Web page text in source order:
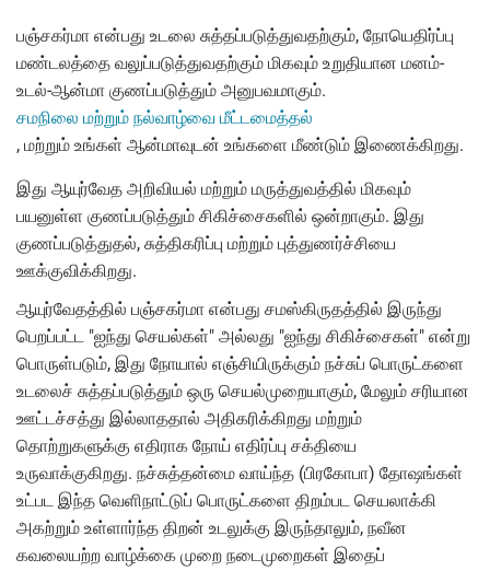
பஞ்சகர்மா என்பது உடலை சுத்தப்படுத்துவதற்கும், நோயெதிர்ப்பு
மண்டலத்தை வலுப்படுத்துவதற்கும் மிகவும் உறுதியான மனம்-
உடல்-ஆன்மா குணப்படுத்தும் அனுபவமாகும்.
சமநிலை மற்றும் நல்வாழ்வை மீட்டமைத்தல்
, மற்றும் உங்கள் ஆன்மாவுடன் உங்களை மீண்டும் இணைக்கிறது.
இது ஆயுர்வேத அறிவியல் மற்றும் மருத்துவத்தில் மிகவும்
பயனுள்ள குணப்படுத்தும் சிகிச்சைகளில் ஒன்றாகும். இது
குணப்படுத்துதல், சுத்திகரிப்பு மற்றும் புத்துணர்ச்சியை
ஊக்குவிக்கிறது.
ஆயுர்வேதத்தில் பஞ்சகர்மா என்பது சமஸ்கிருதத்தில் இருந்து
பெறப்பட்ட "ஐந்து செயல்கள்" அல்லது "ஐந்து சிகிச்சைகள்" என்று
பொருள்படும், இது நோயால் எஞ்சியிருக்கும் நச்சுப் பொருட்களை
உடலைச் சுத்தப்படுத்தும் ஒரு செயல்முறையாகும், மேலும் சரியான
ஊட்டச்சத்து இல்லாததால் அதிகரிக்கிறது மற்றும்
தொற்றுகளுக்கு எதிராக நோய் எதிர்ப்பு சக்தியை
உருவாக்குகிறது. நச்சுத்தன்மை வாய்ந்த (பிரகோபா) தோஷங்கள்
உட்பட இந்த வெளிநாட்டுப் பொருட்களை திறம்பட செயலாக்கி
அகற்றும் உள்ளார்ந்த திறன் உடலுக்கு இருந்தாலும், நவீன
கவலையற்ற வாழ்க்கை முறை நடைமுறைகள் இதைப்